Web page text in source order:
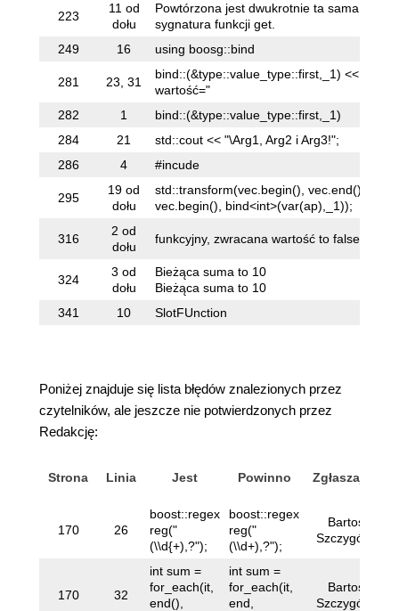
223
11 od
dołu
Powtórzona jest dwukrotnie ta sama
sygnatura funkcji get.
249 16 using boosg::bind
281 23, 31
bind::(&type::value_type::first,_1) << ",
wartość="
282
1 bind::(&type::value_type::first,_1)
284
21 std::cout << "\Arg1, Arg2 i Arg3!";
286
4 #incude
295
19 od
dołu
std::transform(vec.begin(), vec.end(),
vec.begin(), bind<int>(var(ap),_1));
316
2 od
dołu
funkcyjny, zwracana wartość to false.
324
3 od
dołu
Bieżąca suma to 10
Bieżąca suma to 10
341
10 SlotFUnction
Poniżej znajduje się lista błędów znalezionych przez
czytelników, ale jeszcze nie potwierdzonych przez
Redakcję:
Strona Linia Jest Powinno Zgłaszający
170 26
boost::regex
reg("
(\\d{+),?");
boost::regex
reg("
(\\d+),?");
Bartosz
Szczygólski
170 32
int sum =
for_each(it,
end(),
int sum =
for_each(it,
end,
Bartosz
Szczygólski